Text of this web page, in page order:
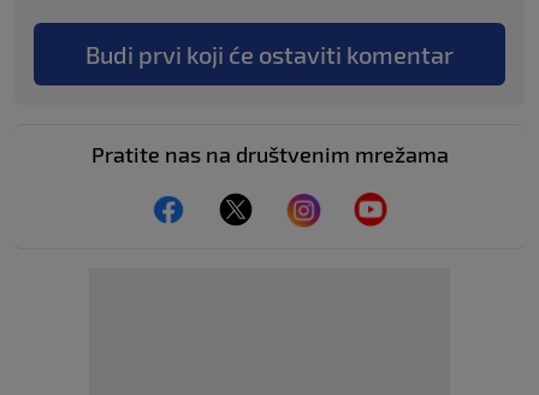
Budi prvi koji će ostaviti komentar
Pratite nas na društvenim mrežama